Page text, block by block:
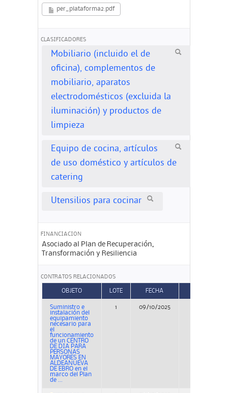
per_plataforma2.pdf
CLASIFICADORES
Mobiliario (incluido el de
oficina), complementos de
mobiliario, aparatos
electrodomésticos (excluida la
iluminación) y productos de
limpieza
Equipo de cocina, artículos
de uso doméstico y artículos de
catering
Utensilios para cocinar
FINANCIACION
Asociado al Plan de Recuperación,
Transformación y Resiliencia
CONTRATOS RELACIONADOS
OBJETO LOTE FECHA
Suministro e
instalación del
equipamiento
necesario para
el
funcionamiento
de un CENTRO
DE DIA PARA
PERSONAS
MAYORES EN
ALDEANUEVA
DE EBRO en el
marco del Plan
de ...
1 09/10/2025